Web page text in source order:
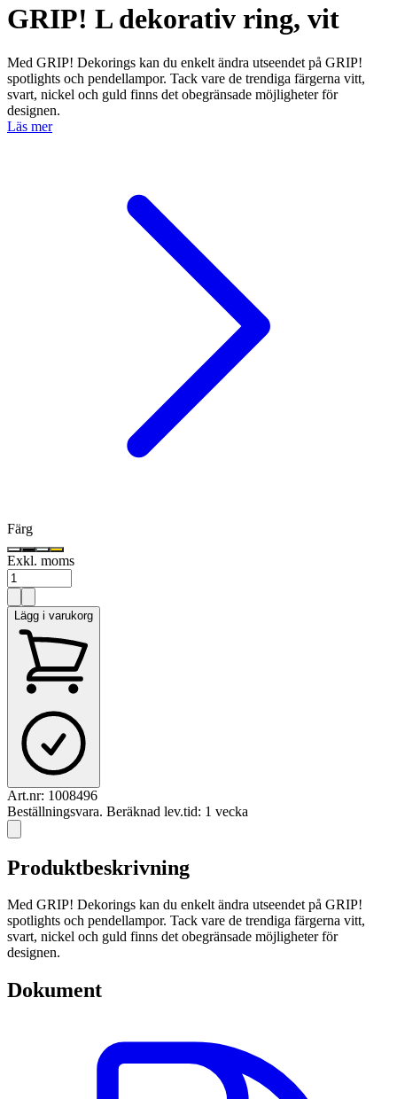
GRIP! L dekorativ ring, vit
Med GRIP! Dekorings kan du enkelt ändra utseendet på GRIP!
spotlights och pendellampor. Tack vare de trendiga färgerna vitt,
svart, nickel och guld finns det obegränsade möjligheter för
designen.
Läs mer
Färg
Exkl. moms
Lägg i varukorg
Art.nr: 1008496
Beställningsvara. Beräknad lev.tid: 1 vecka
Produktbeskrivning
Med GRIP! Dekorings kan du enkelt ändra utseendet på GRIP!
spotlights och pendellampor. Tack vare de trendiga färgerna vitt,
svart, nickel och guld finns det obegränsade möjligheter för
designen.
Dokument